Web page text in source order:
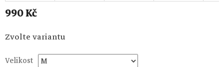
990 Kč
Měrná
cena:
Zvolte variantu
Velikost